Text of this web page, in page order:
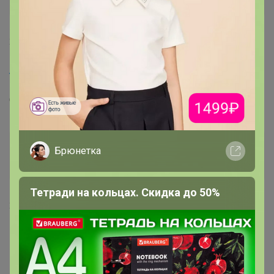
21 июля, 2021 19:48
Атлантика
, добрый день :)
Есть шанс, что появится Костюм (толстовка, брюки)
CWJB 90032-11 св.серый меланж в размере 146?
ЕленаЛучкина
Расфиксируйте, то что НЕ включено в счет. Цена
поменялась в два раза, я не смогу оплатить.
Брюнетка
Тетради на кольцах. Скидка до 50%